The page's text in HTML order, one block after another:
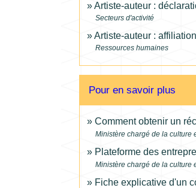
Artiste-auteur :
Secteurs d'activité
Artiste-auteur :
Ressources humaines
Pour en savoir plus
Comment obtenir un
Ministère chargé de la culture
Plateforme des
Ministère chargé de la culture
Fiche explicative d'un